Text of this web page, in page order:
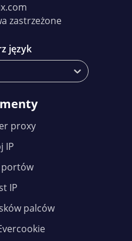
zastrzeżone
język
proxy
IP
portów
IP
palców